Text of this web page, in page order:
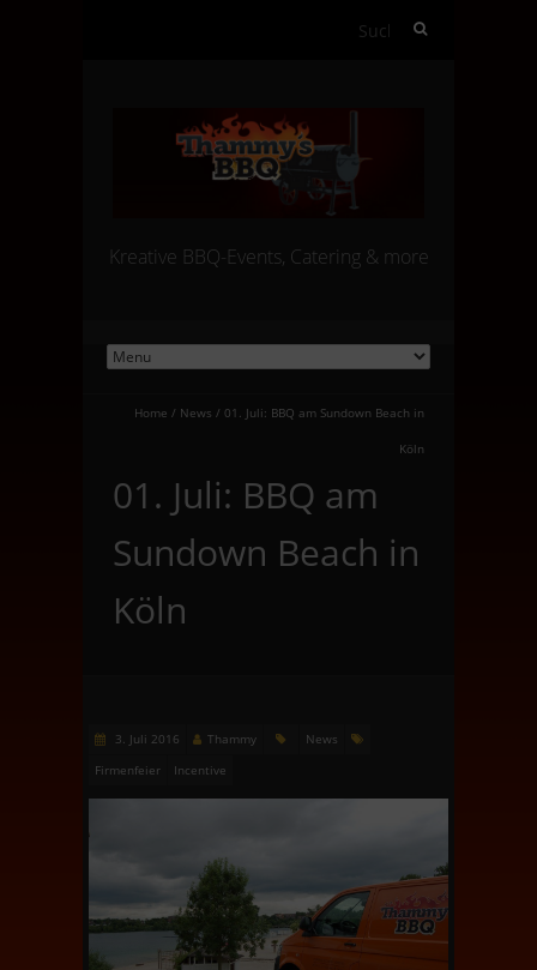
Suchen
Kreative BBQ-Events, Catering & more
Home / News / 01. Juli: BBQ am Sundown Beach in
Köln
01. Juli: BBQ am
Sundown Beach in
Köln
3. Juli 2016 Thammy
News
Firmenfeier
Incentive